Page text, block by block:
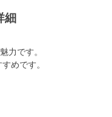
細
力です。
めです。